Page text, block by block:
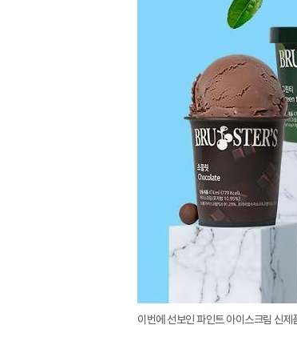
이번에 선보인 파인트 아이스크림 신